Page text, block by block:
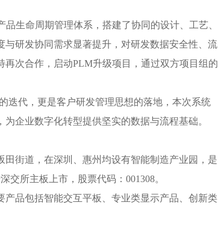
生命周期管理体系，搭建了协同的设计、工艺、
研发协同需求显著提升，对研发数据安全性、流
次合作，启动PLM升级项目，通过双方项目组的
代，更是客户研发管理思想的落地，本次系统
企业数字化转型提供坚实的数据与流程基础。
街道，在深圳、惠州均设有智能制造产业园，是
交所主板上市，股票代码：001308。
品包括智能交互平板、专业类显示产品、创新类